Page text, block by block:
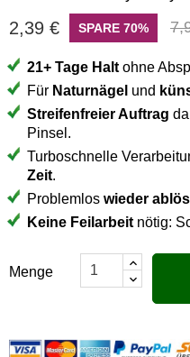
2,39 € SPARE 70%
21+ Tage Halt ohne
Für Naturnägel und
Streifenfreier Auftrag
Pinsel.
Turboschnelle
Zeit.
Problemlos wieder
Keine Feilarbeit nötig:
Menge